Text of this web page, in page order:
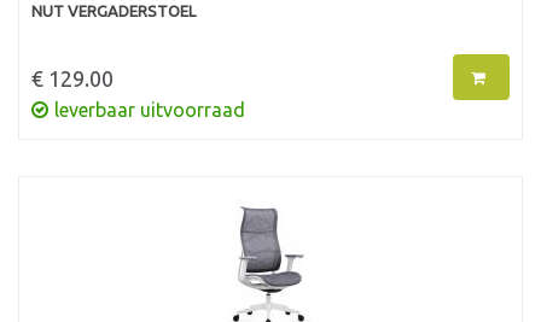
NUT VERGADERSTOEL
€ 129.00
leverbaar uitvoorraad